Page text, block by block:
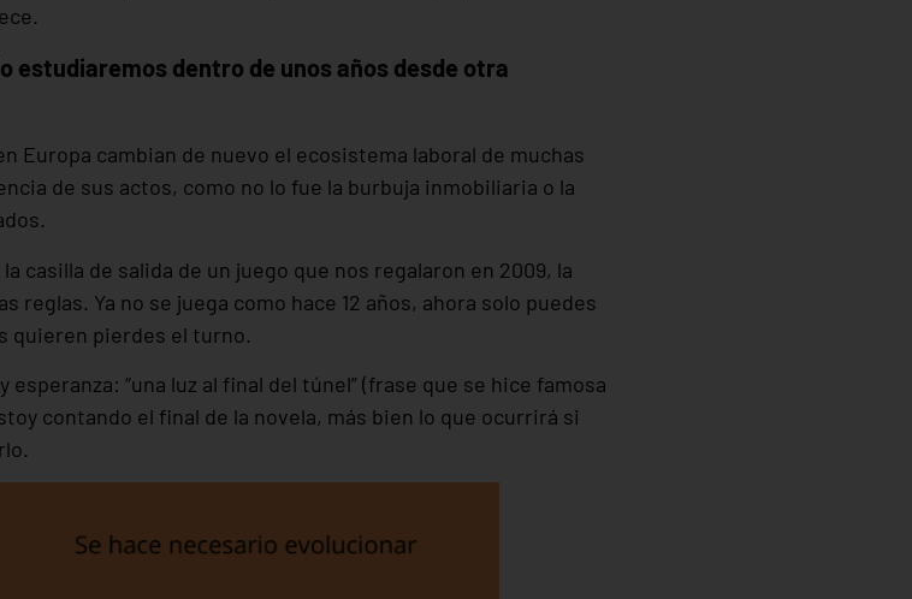
estudiaremos dentro de unos años desde otra
Europa cambian de nuevo el ecosistema laboral de muchas
de sus actos, como no lo fue la burbuja inmobiliaria o la
casilla de salida de un juego que nos regalaron en 2009, la
reglas. Ya no se juega como hace 12 años, ahora solo puedes
quieren pierdes el turno.
“una luz al final del túnel” (frase que se hice famosa
contando el final de la novela, más bien lo que ocurrirá si